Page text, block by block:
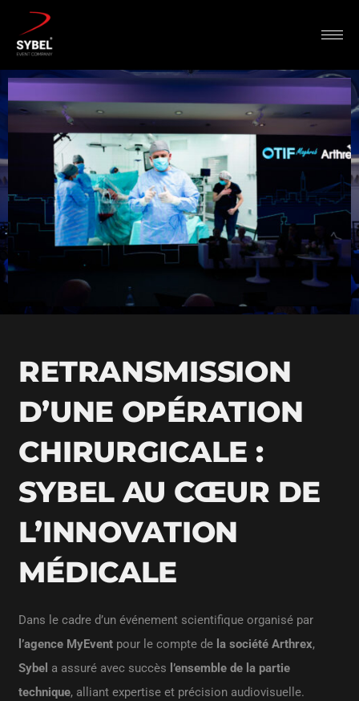
RETRANSMISSION
D’UNE OPÉRATION
CHIRURGICALE :
SYBEL AU CŒUR DE
L’INNOVATION
MÉDICALE
Dans le cadre d’un événement scientifique organisé par
l’agence MyEvent pour le compte de la société Arthrex,
Sybel a assuré avec succès l’ensemble de la partie
technique, alliant expertise et précision audiovisuelle.